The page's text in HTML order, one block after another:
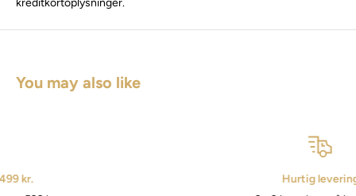
You may also like